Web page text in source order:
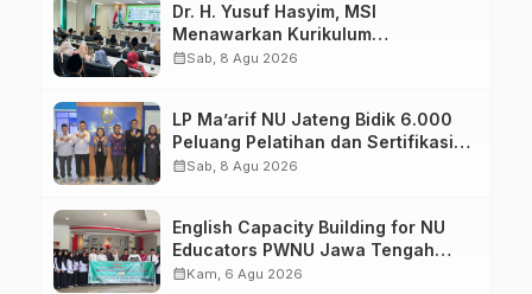
Dr. H. Yusuf Hasyim, MSI
Menawarkan Kurikulum
Diversifikasi, Harapan Baru dalam
calendar_monthSab, 8 Agu 2026
LP Ma’arif NU Jateng Bidik 6.000
Peluang Pelatihan dan Sertifikasi
bagi Lulusan SMK
calendar_monthSab, 8 Agu 2026
English Capacity Building for NU
Educators PWNU Jawa Tengah
Batch#4; Membuka Jalan Menuju
calendar_monthKam, 6 Agu 2026